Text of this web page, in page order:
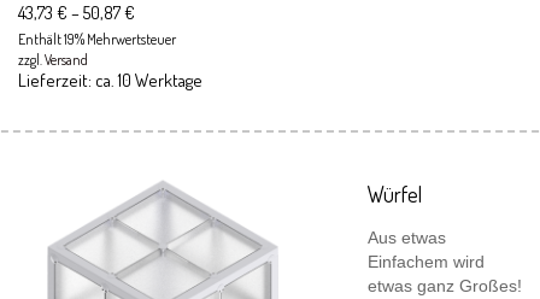
43,73 € –50,87€
Enthält 19% Mehrwertsteuer
zzgl.Versand
Lieferzeit: ca. 10 Werktage
Würfel
Aus etwas
Einfachem wird
etwas ganz Großes!